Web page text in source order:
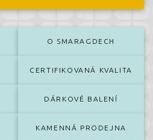
O SMARAGDECH
CERTIFIKOVANÁ KVALITA
DÁRKOVÉ BALENÍ
KAMENNÁ PRODEJNA